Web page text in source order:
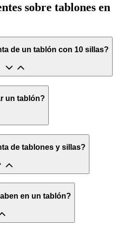
sobre tablones en
de un tablón con 10 sillas?
un tablón?
de tablones y sillas?
en un tablón?